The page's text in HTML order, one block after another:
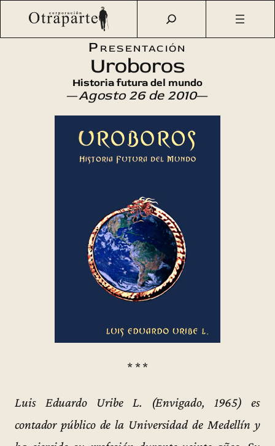
Saltar
Otraparte.org/Agenda Cultural Literatura
Uroboros –
Historia futura del mundo
Presentación
Uroboros
Historia futura del mundo
—Agosto 26 de 2010—
* * *
Luis Eduardo Uribe L. (Envigado, 1965) es
contador público de la Universidad de Medellín y